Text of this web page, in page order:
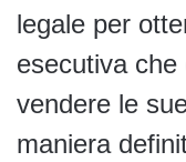
legale per
esecutiva
vendere le
maniera